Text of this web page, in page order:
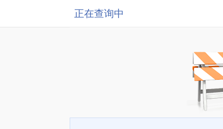
正在查询中